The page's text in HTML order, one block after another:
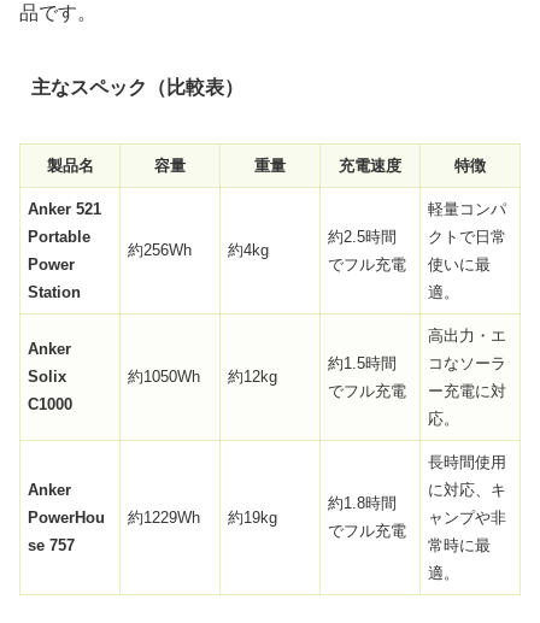
品です。
主なスペック（比較表）
製品名 容量 重量 充電速度 特徴
Anker 521
Portable
Power
Station
約256Wh 約4kg
約2.5時間
でフル充電
軽量コンパ
クトで日常
使いに最
適。
Anker
Solix
C1000
約1050Wh 約12kg
約1.5時間
でフル充電
高出力・エ
コなソーラ
ー充電に対
応。
Anker
PowerHou
se 757
約1229Wh 約19kg
約1.8時間
でフル充電
長時間使用
に対応、キ
ャンプや非
常時に最
適。